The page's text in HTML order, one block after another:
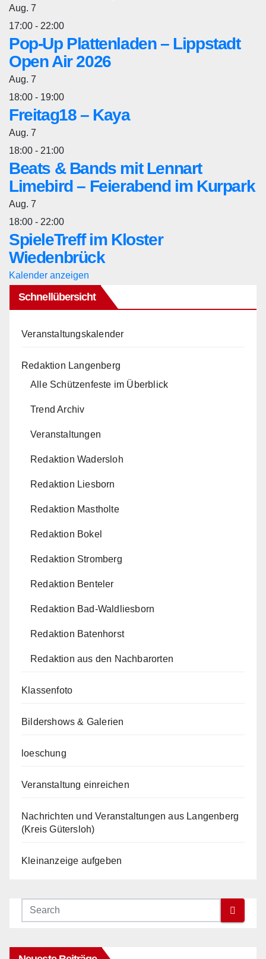
Aug. 7
17:00 - 22:00
Pop-Up Plattenladen – Lippstadt
Open Air 2026
Aug. 7
18:00 - 19:00
Freitag18 – Kaya
Aug. 7
18:00 - 21:00
Beats & Bands mit Lennart
Limebird – Feierabend im Kurpark
Aug. 7
18:00 - 22:00
SpieleTreff im Kloster
Wiedenbrück
Kalender anzeigen
Schnellübersicht
Veranstaltungskalender
Redaktion Langenberg
Alle Schützenfeste im Überblick
Trend Archiv
Veranstaltungen
Redaktion Wadersloh
Redaktion Liesborn
Redaktion Mastholte
Redaktion Bokel
Redaktion Stromberg
Redaktion Benteler
Redaktion Bad-Waldliesborn
Redaktion Batenhorst
Redaktion aus den Nachbarorten
Klassenfoto
Bildershows & Galerien
loeschung
Veranstaltung einreichen
Nachrichten und Veranstaltungen aus Langenberg
(Kreis Gütersloh)
Kleinanzeige aufgeben